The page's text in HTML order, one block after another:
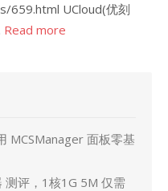
659.html UCloud(优刻
Read more
MCSManager 面板零基
测评，1核1G 5M 仅需